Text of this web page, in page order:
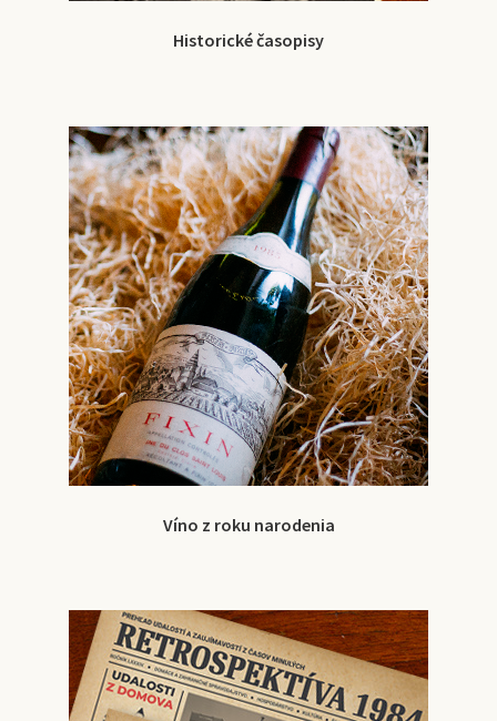
Historické časopisy
Víno z roku narodenia